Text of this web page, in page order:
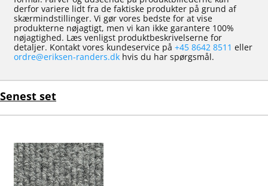
derfor variere lidt fra de faktiske produkter på grund af
skærmindstillinger. Vi gør vores bedste for at vise
produkterne nøjagtigt, men vi kan ikke garantere 100%
nøjagtighed. Læs venligst produktbeskrivelserne for
detaljer. Kontakt vores kundeservice på +45 8642 8511 eller
ordre@eriksen-randers.dk hvis du har spørgsmål.
Senest set